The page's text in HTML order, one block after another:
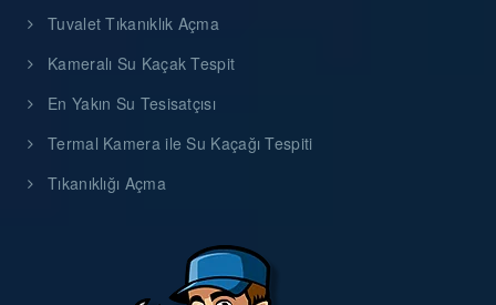
Tuvalet Tıkanıklık Açma
Kameralı Su Kaçak Tespit
En Yakın Su Tesisatçısı
Termal Kamera ile Su Kaçağı Tespiti
Tıkanıklığı Açma